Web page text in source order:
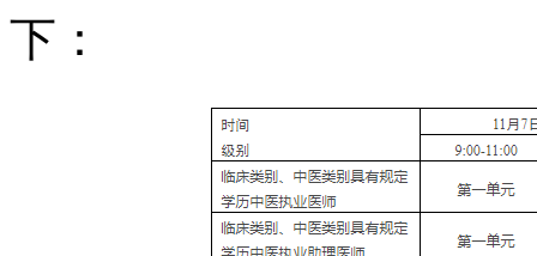
下：